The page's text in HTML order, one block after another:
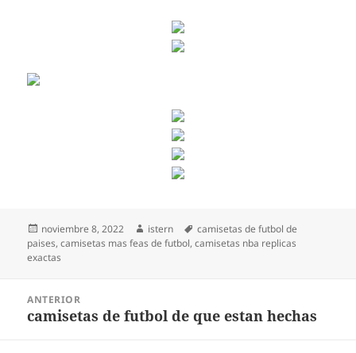
Publicado
el
noviembre 8, 2022 Autor
istern Etiquetas
camisetas de futbol de
paises,camisetas mas feas de futbol,camisetas nba replicas
exactas
entradas
ANTERIOR
Entrada
camisetas de futbol de que estan hechas